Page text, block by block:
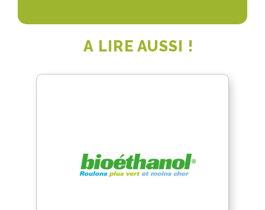
A LIRE AUSSI !